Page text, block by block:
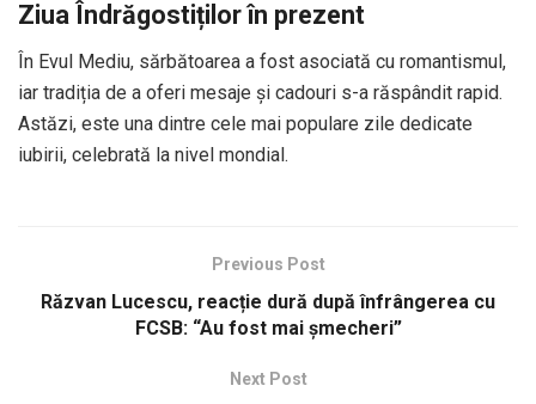
Ziua Îndrăgostiților în prezent
În Evul Mediu, sărbătoarea a fost asociată cu romantismul,
iar tradiția de a oferi mesaje și cadouri s-a răspândit rapid.
Astăzi, este una dintre cele mai populare zile dedicate
iubirii, celebrată la nivel mondial.
Previous Post
Răzvan Lucescu, reacție dură după înfrângerea cu
FCSB: “Au fost mai șmecheri”
Next Post